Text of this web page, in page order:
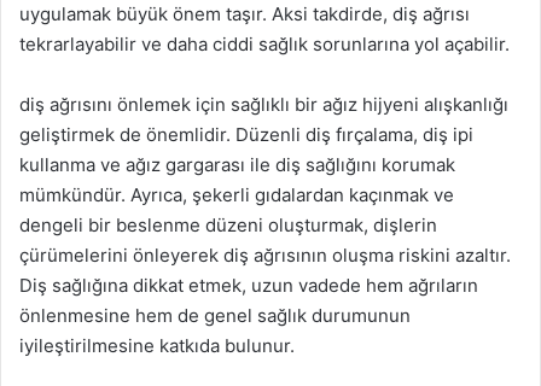
uygulamak büyük önem taşır. Aksi takdirde, diş ağrısı
tekrarlayabilir ve daha ciddi sağlık sorunlarına yol açabilir.
diş ağrısını önlemek için sağlıklı bir ağız hijyeni alışkanlığı
geliştirmek de önemlidir. Düzenli diş fırçalama, diş ipi
kullanma ve ağız gargarası ile diş sağlığını korumak
mümkündür. Ayrıca, şekerli gıdalardan kaçınmak ve
dengeli bir beslenme düzeni oluşturmak, dişlerin
çürümelerini önleyerek diş ağrısının oluşma riskini azaltır.
Diş sağlığına dikkat etmek, uzun vadede hem ağrıların
önlenmesine hem de genel sağlık durumunun
iyileştirilmesine katkıda bulunur.